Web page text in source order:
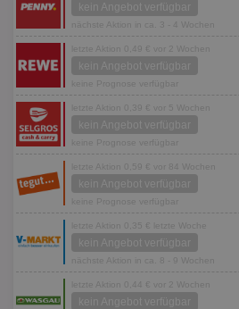
kein Angebot verfügbar
nächste Aktion in ca. 3 - 4 Wochen
letzte Aktion 0,49 € vor 2 Wochen
kein Angebot verfügbar
keine Prognose verfügbar
letzte Aktion 0,39 € vor 5 Wochen
kein Angebot verfügbar
keine Prognose verfügbar
letzte Aktion 0,59 € vor 84 Wochen
kein Angebot verfügbar
keine Prognose verfügbar
letzte Aktion 0,35 € letzte Woche
kein Angebot verfügbar
nächste Aktion in ca. 8 - 9 Wochen
letzte Aktion 0,44 € vor 2 Wochen
kein Angebot verfügbar